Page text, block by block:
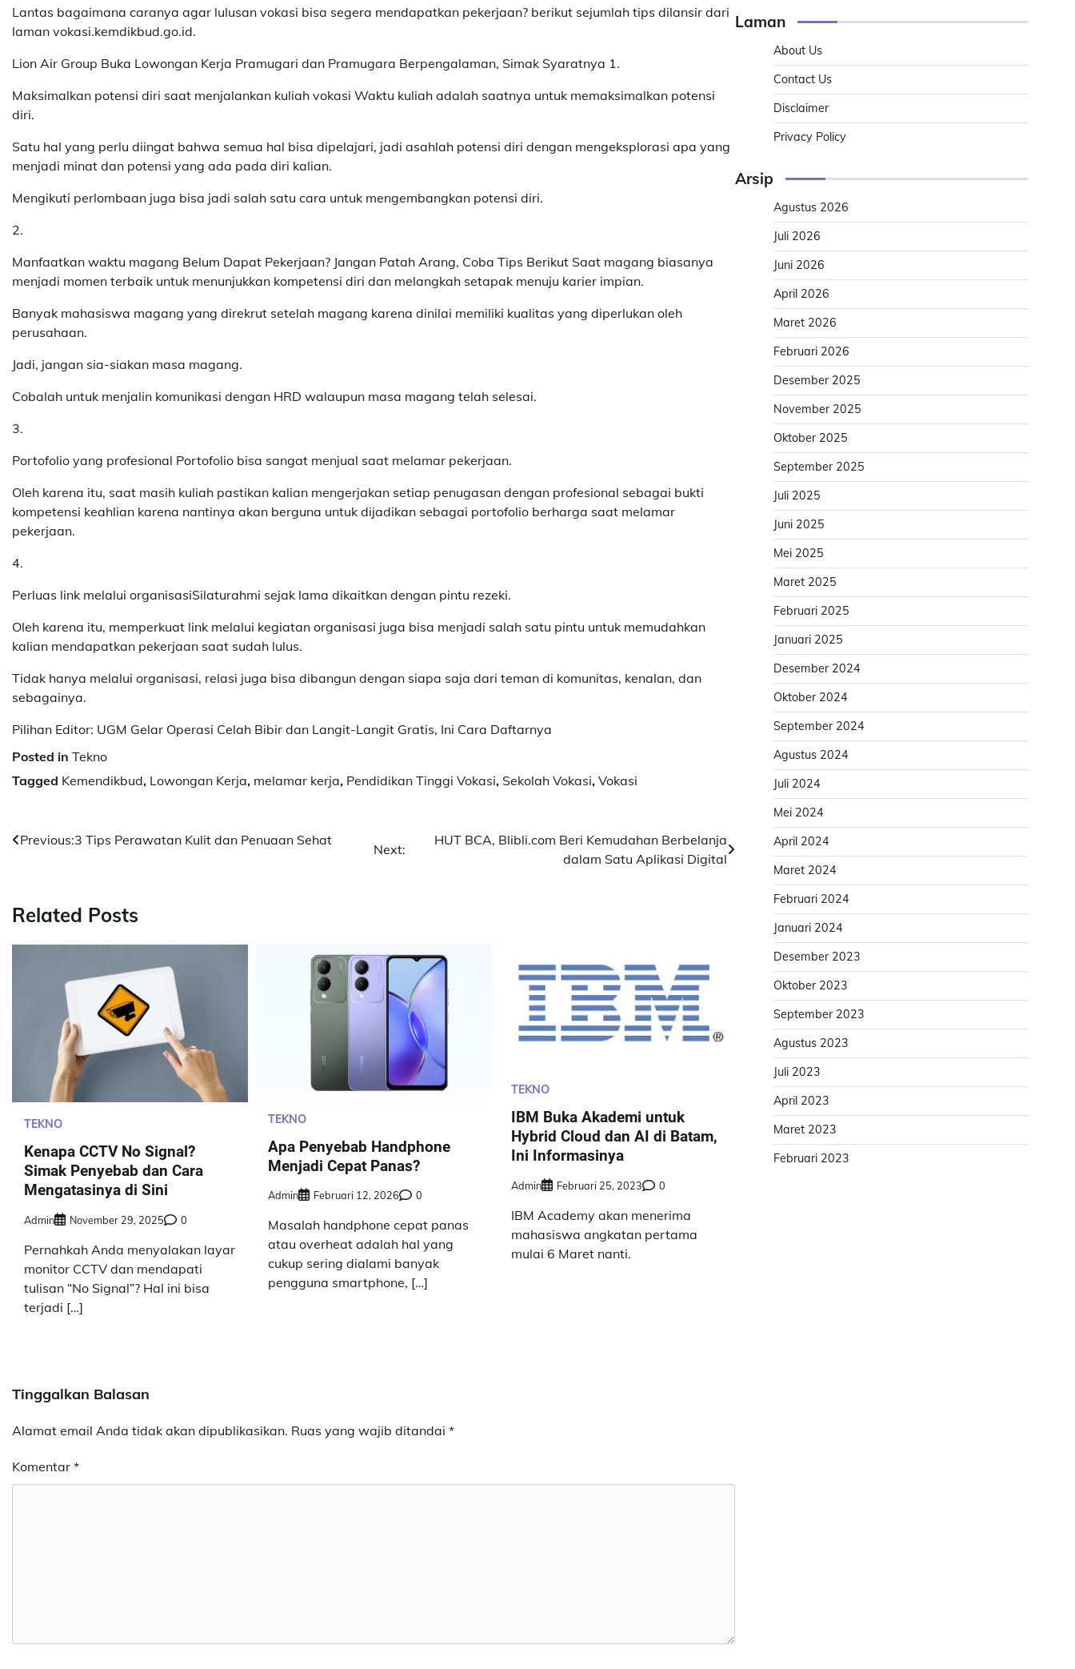
Lantas bagaimana caranya agar lulusan vokasi bisa segera mendapatkan pekerjaan? berikut sejumlah tips dilansir dari
laman vokasi.kemdikbud.go.id.
Lion Air Group Buka Lowongan Kerja Pramugari dan Pramugara Berpengalaman, Simak Syaratnya 1.
Maksimalkan potensi diri saat menjalankan kuliah vokasi Waktu kuliah adalah saatnya untuk memaksimalkan potensi
diri.
Satu hal yang perlu diingat bahwa semua hal bisa dipelajari, jadi asahlah potensi diri dengan mengeksplorasi apa yang
menjadi minat dan potensi yang ada pada diri kalian.
Mengikuti perlombaan juga bisa jadi salah satu cara untuk mengembangkan potensi diri.
2.
Manfaatkan waktu magang Belum Dapat Pekerjaan? Jangan Patah Arang, Coba Tips Berikut Saat magang biasanya
menjadi momen terbaik untuk menunjukkan kompetensi diri dan melangkah setapak menuju karier impian.
Banyak mahasiswa magang yang direkrut setelah magang karena dinilai memiliki kualitas yang diperlukan oleh
perusahaan.
Jadi, jangan sia-siakan masa magang.
Cobalah untuk menjalin komunikasi dengan HRD walaupun masa magang telah selesai.
3.
Portofolio yang profesional Portofolio bisa sangat menjual saat melamar pekerjaan.
Oleh karena itu, saat masih kuliah pastikan kalian mengerjakan setiap penugasan dengan profesional sebagai bukti
kompetensi keahlian karena nantinya akan berguna untuk dijadikan sebagai portofolio berharga saat melamar
pekerjaan.
4.
Perluas link melalui organisasiSilaturahmi sejak lama dikaitkan dengan pintu rezeki.
Oleh karena itu, memperkuat link melalui kegiatan organisasi juga bisa menjadi salah satu pintu untuk memudahkan
kalian mendapatkan pekerjaan saat sudah lulus.
Tidak hanya melalui organisasi, relasi juga bisa dibangun dengan siapa saja dari teman di komunitas, kenalan, dan
sebagainya.
Pilihan Editor: UGM Gelar Operasi Celah Bibir dan Langit-Langit Gratis, Ini Cara Daftarnya
Posted in Tekno
Tagged Kemendikbud, Lowongan Kerja, melamar kerja, Pendidikan Tinggi Vokasi, Sekolah Vokasi, Vokasi
Navigasi
Previous:3 Tips Perawatan Kulit dan Penuaan Sehat
Next:
HUT BCA, Blibli.com Beri Kemudahan Berbelanja
dalam Satu Aplikasi Digital
Related Posts
TEKNO
Kenapa CCTV No Signal?
Simak Penyebab dan Cara
Mengatasinya di Sini
Admin November 29, 2025 0
Pernahkah Anda menyalakan layar
monitor CCTV dan mendapati
tulisan “No Signal”? Hal ini bisa
terjadi […]
TEKNO
Apa Penyebab Handphone
Menjadi Cepat Panas?
Admin Februari 12, 2026 0
Masalah handphone cepat panas
atau overheat adalah hal yang
cukup sering dialami banyak
pengguna smartphone, […]
TEKNO
IBM Buka Akademi untuk
Hybrid Cloud dan AI di Batam,
Ini Informasinya
Admin Februari 25, 2023 0
IBM Academy akan menerima
mahasiswa angkatan pertama
mulai 6 Maret nanti.
Tinggalkan Balasan
Alamat email Anda tidak akan dipublikasikan. Ruas yang wajib ditandai *
Komentar *
Laman
About Us
Contact Us
Disclaimer
Privacy Policy
Arsip
Agustus 2026
Juli 2026
Juni 2026
April 2026
Maret 2026
Februari 2026
Desember 2025
November 2025
Oktober 2025
September 2025
Juli 2025
Juni 2025
Mei 2025
Maret 2025
Februari 2025
Januari 2025
Desember 2024
Oktober 2024
September 2024
Agustus 2024
Juli 2024
Mei 2024
April 2024
Maret 2024
Februari 2024
Januari 2024
Desember 2023
Oktober 2023
September 2023
Agustus 2023
Juli 2023
April 2023
Maret 2023
Februari 2023